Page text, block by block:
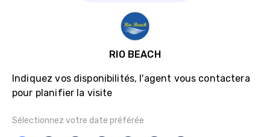
RIO BEACH
Indiquez vos disponibilités, l'agent vous contactera
pour planifier la visite
Sélectionnez votre date préférée